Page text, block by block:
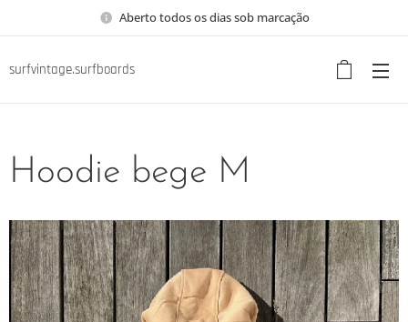
Aberto todos os dias sob marcação
surfvintage.surfboards
Hoodie bege M